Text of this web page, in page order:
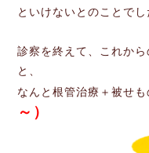
といけないとのことでし
診察を終えて、これか
と、
なんと根管治療＋被せも
～）